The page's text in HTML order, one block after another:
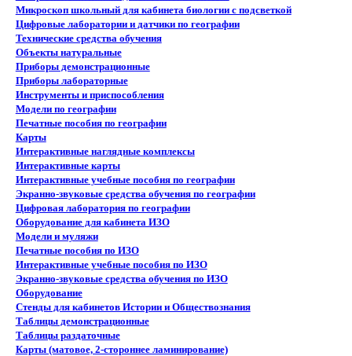
Микроскоп школьный для кабинета биологии с подсветкой
Цифровые лаборатории и датчики по географии
Технические средства обучения
Объекты натуральные
Приборы демонстрационные
Приборы лабораторные
Инструменты и приспособления
Модели по географии
Печатные пособия по географии
Карты
Интерактивные наглядные комплексы
Интерактивные карты
Интерактивные учебные пособия по географии
Экранно-звуковые средства обучения по географии
Цифровая лаборатория по географии
Оборудование для кабинета ИЗО
Модели и муляжи
Печатные пособия по ИЗО
Интерактивные учебные пособия по ИЗО
Экранно-звуковые средства обучения по ИЗО
Оборудование
Стенды для кабинетов Истории и Обществознания
Таблицы демонстрационные
Таблицы раздаточные
Карты (матовое, 2-стороннее ламинирование)